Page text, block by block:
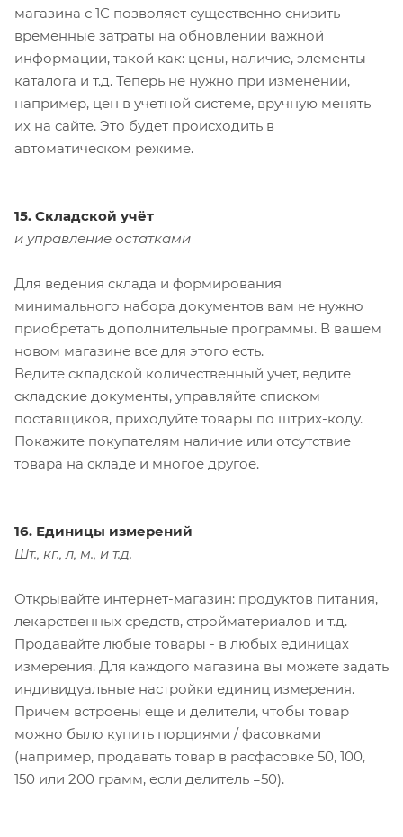
магазина с 1С позволяет существенно снизить
временные затраты на обновлении важной
информации, такой как: цены, наличие, элементы
каталога и т.д. Теперь не нужно при изменении,
например, цен в учетной системе, вручную менять
их на сайте. Это будет происходить в
автоматическом режиме.
15. Складской учёт
и управление остатками
Для ведения склада и формирования
минимального набора документов вам не нужно
приобретать дополнительные программы. В вашем
новом магазине все для этого есть.
Ведите складской количественный учет, ведите
складские документы, управляйте списком
поставщиков, приходуйте товары по штрих-коду.
Покажите покупателям наличие или отсутствие
товара на складе и многое другое.
16. Единицы измерений
Шт., кг., л, м., и т.д.
Открывайте интернет-магазин: продуктов питания,
лекарственных средств, стройматериалов и т.д.
Продавайте любые товары - в любых единицах
измерения. Для каждого магазина вы можете задать
индивидуальные настройки единиц измерения.
Причем встроены еще и делители, чтобы товар
можно было купить порциями / фасовками
(например, продавать товар в расфасовке 50, 100,
150 или 200 грамм, если делитель =50).